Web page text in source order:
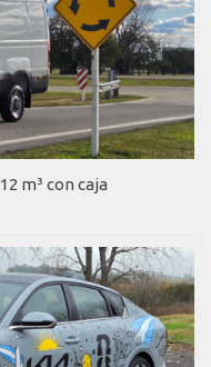
m³ con caja